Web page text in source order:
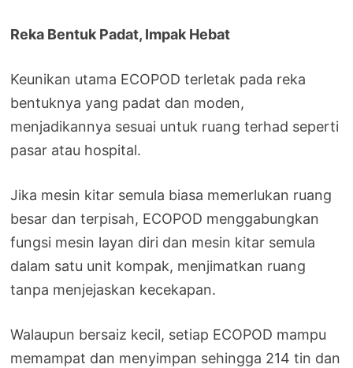
Reka Bentuk Padat, Impak Hebat
Keunikan utama ECOPOD terletak pada reka
bentuknya yang padat dan moden,
menjadikannya sesuai untuk ruang terhad seperti
pasar atau hospital.
Jika mesin kitar semula biasa memerlukan ruang
besar dan terpisah, ECOPOD menggabungkan
fungsi mesin layan diri dan mesin kitar semula
dalam satu unit kompak, menjimatkan ruang
tanpa menjejaskan kecekapan.
Walaupun bersaiz kecil, setiap ECOPOD mampu
memampat dan menyimpan sehingga 214 tin dan